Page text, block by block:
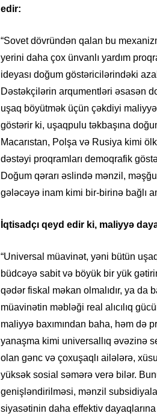
edir:
“Sovet dövründən qalan bu
yerini daha çox ünvanlı yardım
ideyası doğum göstəricilərindəki
Dəstəkçilərin arqumentləri əsasən
uşaq böyütmək üçün çəkdiyi
göstərir ki, uşaqpulu təkbaşına
Macarıstan, Polşa və Rusiya kimi
dəstəyi proqramları demoqrafik
Doğum qərarı əslində mənzil,
gələcəyə inam kimi bir-birinə bağlı
İqtisadçı qeyd edir ki, maliyyə
“Universal müavinət, yəni bütün
büdcəyə sabit və böyük bir yük
qədər fiskal məkan olmalıdır, ya da
müavinətin məbləği real alıcılıq
maliyyə baxımından baha, həm də
yanaşma kimi universallıq əvəzinə
olan gənc və çoxuşaqlı ailələrə,
yüksək sosial səmərə verə bilər.
genişləndirilməsi, mənzil
siyasətinin daha effektiv